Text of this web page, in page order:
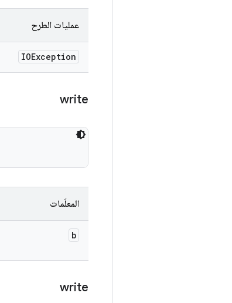
عمليات الطرح
IOException
write
المعلَمات
b
write